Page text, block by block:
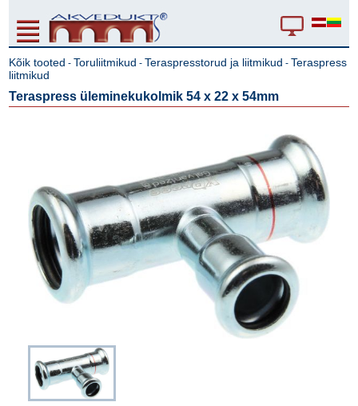
Kõik tooted - Toruliitmikud - Teraspresstorud ja liitmikud - Teraspress
liitmikud
Teraspress üleminekukolmik 54 x 22 x 54mm